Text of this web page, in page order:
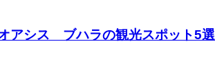
アシス ブハラの観光スポット5選